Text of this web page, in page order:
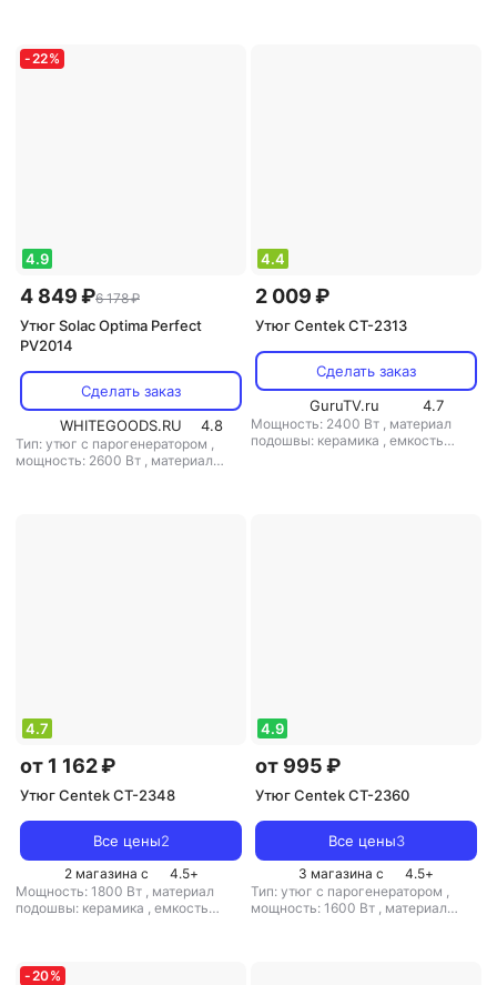
-22%
4.9
4 849 ₽6 178 ₽
Утюг Solac Optima Perfect
PV2014
Сделать заказ
WHITEGOODS.RU
4.8
Тип: утюг с парогенератором ,
мощность: 2600 Вт , материал
4.4
2 009 ₽
Утюг Centek CT-2313
Сделать заказ
GuruTV.ru
4.7
Мощность: 2400 Вт , материал
подошвы: керамика , емкость
4.7
от 1 162 ₽
Утюг Centek CT-2348
Все цены2
2 магазина с 4.5+
Мощность: 1800 Вт , материал
подошвы: керамика , емкость
4.9
от 995 ₽
Утюг Centek CT-2360
Все цены3
3 магазина с 4.5+
Тип: утюг с парогенератором ,
мощность: 1600 Вт , материал
-20%